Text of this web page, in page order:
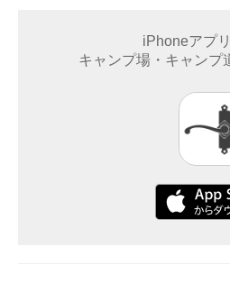
iPhoneアプ
キャンプ場・キャンプ